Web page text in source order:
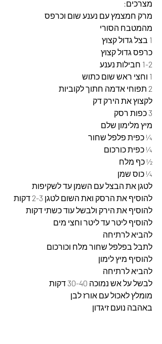
מצרכים:
מרק חמצמץ עם נענע שום וכרפס
מהמטבח הסורי
1 בצל גדול קצוץ
כרפס גדול קצוץ
1-2 חבילות נענע
1 וחצי ראש שום כתוש
2 תפוחי אדמה חתוך לקוביות
לקצוץ את הירק דק
3 כפות רסק
מיץ מלימון שלם
¼ כפית פלפל שחור
¼ כפית כורכום
½ כף מלח
¼ כוס שמן
לטגן את הבצל עם השמן עד לשקיפות
להוסיף את הרסק ואת השום לטגן 2-3 דקות
להוסיף את הירק ולבשל עוד כשתי דקות
להוסיף ליטר עד ליטר וחצי מים
להביא לרתיחה
לתבל בפלפל שחור מלח וכורכום
להוסיף מיץ לימון
להביא לרתיחה
לבשל על אש נמוכה 30-40 דקות
מומלץ לאכול עם אורז לבן
באהבה נועם זיגדון